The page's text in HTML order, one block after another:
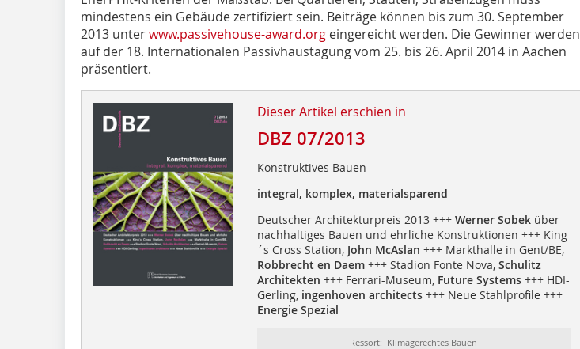
mindestens ein Gebäude zertifiziert sein. Beiträge können bis zum 30. September
2013 unterwww.passivehouse-award.org eingereicht werden. Die Gewinner werden
auf der 18. Internationalen Passivhaustagung vom 25. bis 26. April 2014 in Aachen
präsentiert.
Dieser Artikel erschien in
DBZ 07/2013
Konstruktives Bauen
integral, komplex, materialsparend
Deutscher Architekturpreis 2013 +++ Werner Sobeküber
nachhaltiges Bauen und ehrliche Konstruktionen +++ King
´s Cross Station, John McAslan +++ Markthalle in Gent/BE,
Robbrecht en Daem+++ Stadion Fonte Nova,Schulitz
Architekten +++ Ferrari-Museum, Future Systems+++ HDI-
Gerling, ingenhoven architects+++ Neue Stahlprofile +++
Energie Spezial
Ressort: Klimagerechtes Bauen